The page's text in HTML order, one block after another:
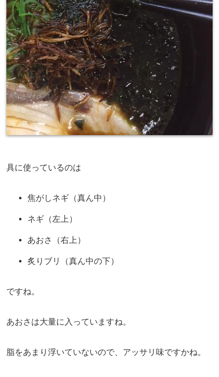
具に使っているのは
焦がしネギ（真ん中）
ネギ（左上）
あおさ（右上）
炙りブリ（真ん中の下）
ですね。
あおさは大量に入っていますね。
脂をあまり浮いていないので、アッサリ味ですかね。